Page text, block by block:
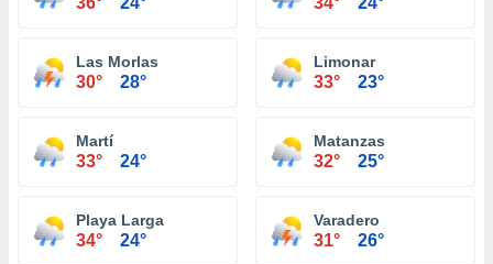
Las Morlas
30° 28°
Limonar
33° 23°
Martí
33° 24°
Matanzas
32° 25°
Playa Larga
34° 24°
Varadero
31° 26°